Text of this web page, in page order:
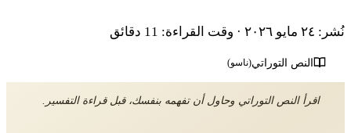
نُشر: ٢٤ مايو ٢٠٢٦ · وقت القراءة: 11 دقائق
النص التوراتي(ناسو)
اقرأ النص التوراتي وحاول أن تفهمه بنفسك، قبل قراءة التفسير.